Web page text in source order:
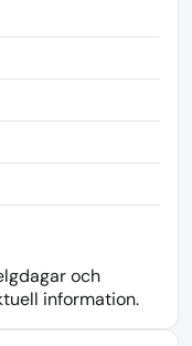
och
information.